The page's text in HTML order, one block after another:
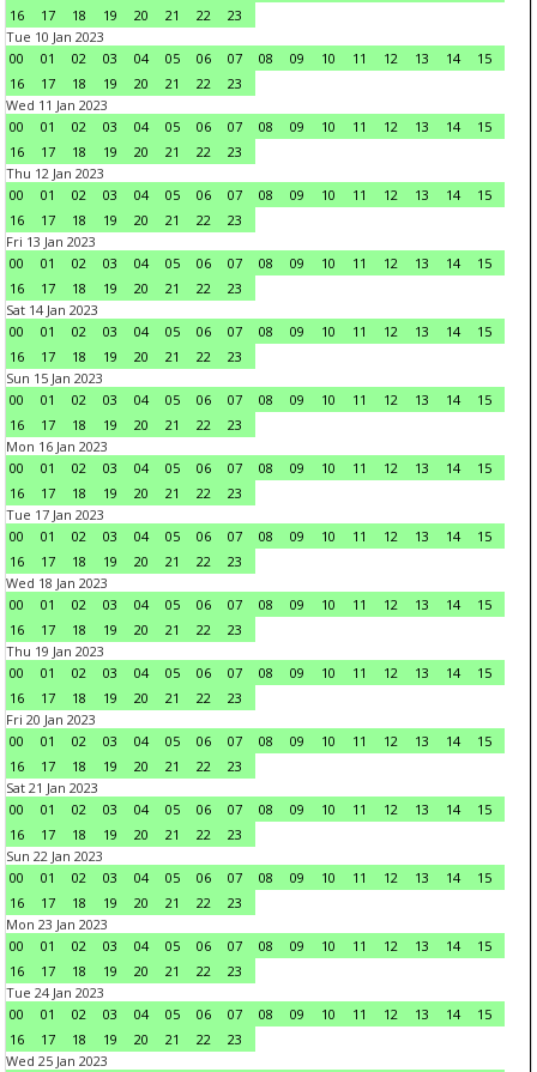
16 17 18 19 20 21 22
23
Tue 10 Jan 2023
00
01 02 03 04 05 06 07 08 09 10 11 12 13 14
15
16
17 18 19 20 21 22
23
Wed 11 Jan 2023
00
01 02 03 04 05 06 07 08 09 10 11 12 13 14
15
16
17 18 19 20 21 22
23
Thu 12 Jan 2023
00
01 02 03 04 05 06 07 08 09 10 11 12 13 14
15
16
17 18 19 20 21 22
23
Fri 13 Jan 2023
00
01 02 03 04 05 06 07 08 09 10 11 12 13 14
15
16
17 18 19 20 21 22
23
Sat 14 Jan 2023
00
01 02 03 04 05 06 07 08 09 10 11 12 13 14
15
16
17 18 19 20 21 22
23
Sun 15 Jan 2023
00
01 02 03 04 05 06 07 08 09 10 11 12 13 14
15
16
17 18 19 20 21 22
23
Mon 16 Jan 2023
00
01 02 03 04 05 06 07 08 09 10 11 12 13 14
15
16
17 18 19 20 21 22
23
Tue 17 Jan 2023
00
01 02 03 04 05 06 07 08 09 10 11 12 13 14
15
16
17 18 19 20 21 22
23
Wed 18 Jan 2023
00
01 02 03 04 05 06 07 08 09 10 11 12 13 14
15
16
17 18 19 20 21 22
23
Thu 19 Jan 2023
00
01 02 03 04 05 06 07 08 09 10 11 12 13 14
15
16
17 18 19 20 21 22
23
Fri 20 Jan 2023
00
01 02 03 04 05 06 07 08 09 10 11 12 13 14
15
16
17 18 19 20 21 22
23
Sat 21 Jan 2023
00
01 02 03 04 05 06 07 08 09 10 11 12 13 14
15
16
17 18 19 20 21 22
23
Sun 22 Jan 2023
00
01 02 03 04 05 06 07 08 09 10 11 12 13 14
15
16
17 18 19 20 21 22
23
Mon 23 Jan 2023
00
01 02 03 04 05 06 07 08 09 10 11 12 13 14
15
16
17 18 19 20 21 22
23
Tue 24 Jan 2023
00
01 02 03 04 05 06 07 08 09 10 11 12 13 14
15
16
17 18 19 20 21 22
23
Wed 25 Jan 2023